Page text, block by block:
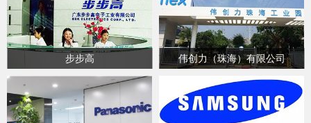
步步高 伟创力（珠海）有限公司